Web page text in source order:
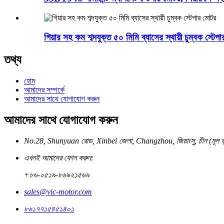
গিয়ার সহ কম শব্দযুক্ত ৫০ মিমি ব্যাসের স্থায়ী চুম্বক
তথ্য
হোম
আমাদের সম্পর্কে
আমাদের সাথে যোগাযোগ করুন
আমাদের সাথে যোগাযোগ করুন
No.28, Shunyuan রোড, Xinbei জেলা, Changzhou, জিয়াংসু, চীন (মূল
এখনই আমাদের ফোন করুন:
+৮৬-০৫১৯-৮৬৯২১৫৬৯
sales@vic-motor.com
৮৬১৭৭১৫৪৫১৪০১